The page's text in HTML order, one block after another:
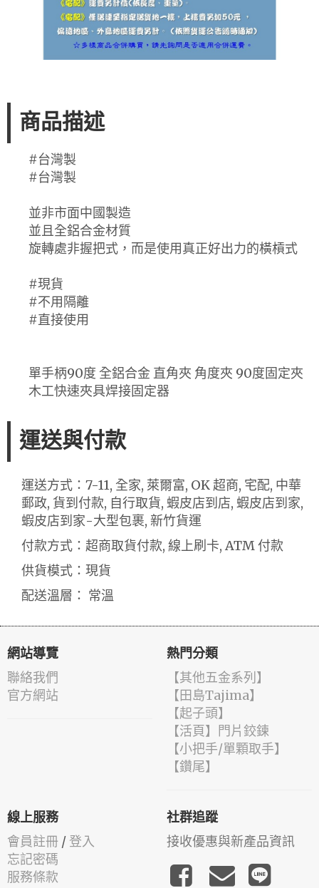
商品描述
#台灣製
#台灣製
並非市面中國製造
並且全鋁合金材質
旋轉處非握把式，而是使用真正好出力的橫槓式
#現貨
#不用隔離
#直接使用
單手柄90度 全鋁合金 直角夾 角度夾 90度固定夾
木工快速夾具焊接固定器
運送與付款
運送方式：7-11, 全家, 萊爾富, OK 超商, 宅配, 中華
郵政, 貨到付款, 自行取貨, 蝦皮店到店, 蝦皮店到家,
蝦皮店到家-大型包裹, 新竹貨運
付款方式：超商取貨付款, 線上刷卡, ATM 付款
供貨模式：現貨
配送溫層： 常溫
網站導覽
聯絡我們
官方網站
熱門分類
【其他五金系列】
【田島Tajima】
【起子頭】
【活頁】門片鉸鍊
【小把手/單顆取手】
【鑽尾】
線上服務
會員註冊 / 登入
忘記密碼
服務條款
社群追蹤
接收優惠與新產品資訊